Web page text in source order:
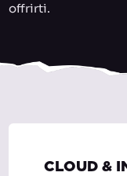
offrirti.
CLOUD &